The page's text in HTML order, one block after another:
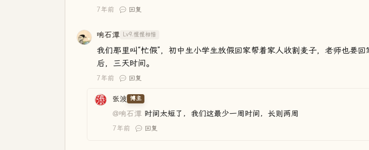
7年前 回复
响石潭 Lv9.惺惺相惜
我们那里叫“忙假”，初中生小学生放假回家帮着家人收割麦子，老师也要
后，三天时间。
7年前 回复
张波 博主
@响石潭 时间太短了，我们这最少一周时间，长则两周
7年前 回复